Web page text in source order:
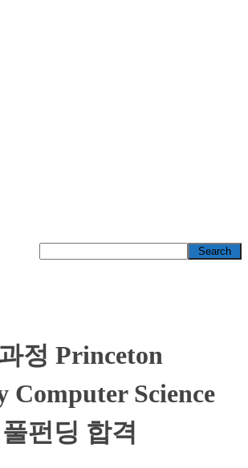
정 Princeton
Computer Science
펀딩 합격